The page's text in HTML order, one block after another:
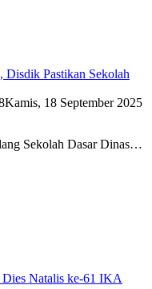
Pastikan Sekolah
Kamis, 18 September 2025
Sekolah Dasar Dinas…
Dies Natalis ke-61 IKA